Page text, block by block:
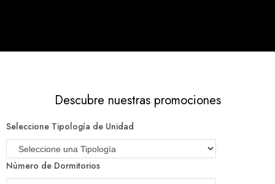
Descubre nuestras promociones
Seleccione Tipología de Unidad
Número de Dormitorios